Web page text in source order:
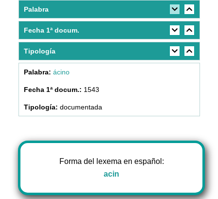
Palabra
Fecha 1ª docum.
Tipología
ácino
1543
documentada
Forma del lexema en español:
acin